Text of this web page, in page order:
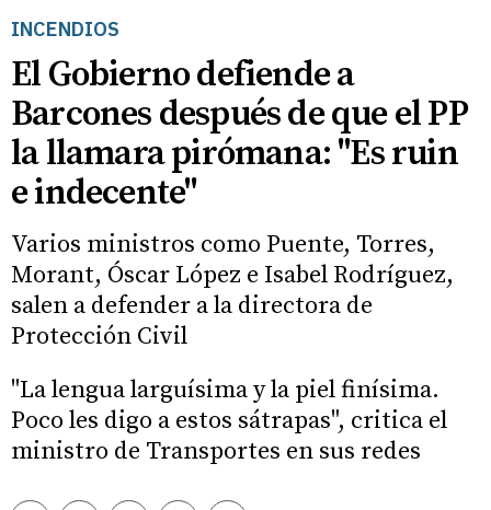
INCENDIOS
El Gobierno defiende a
Barcones después de que el PP
la llamara pirómana: "Es ruin
e indecente"
Varios ministros como Puente, Torres,
Morant, Óscar López e Isabel Rodríguez,
salen a defender a la directora de
Protección Civil
"La lengua larguísima y la piel finísima.
Poco les digo a estos sátrapas", critica el
ministro de Transportes en sus redes